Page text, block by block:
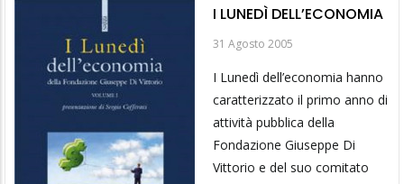
I LUNEDÌ DELL’ECONOMIA
31 Agosto 2005
I Lunedì dell’economia hanno
caratterizzato il primo anno di
attività pubblica della
Fondazione Giuseppe Di
Vittorio e del suo comitato